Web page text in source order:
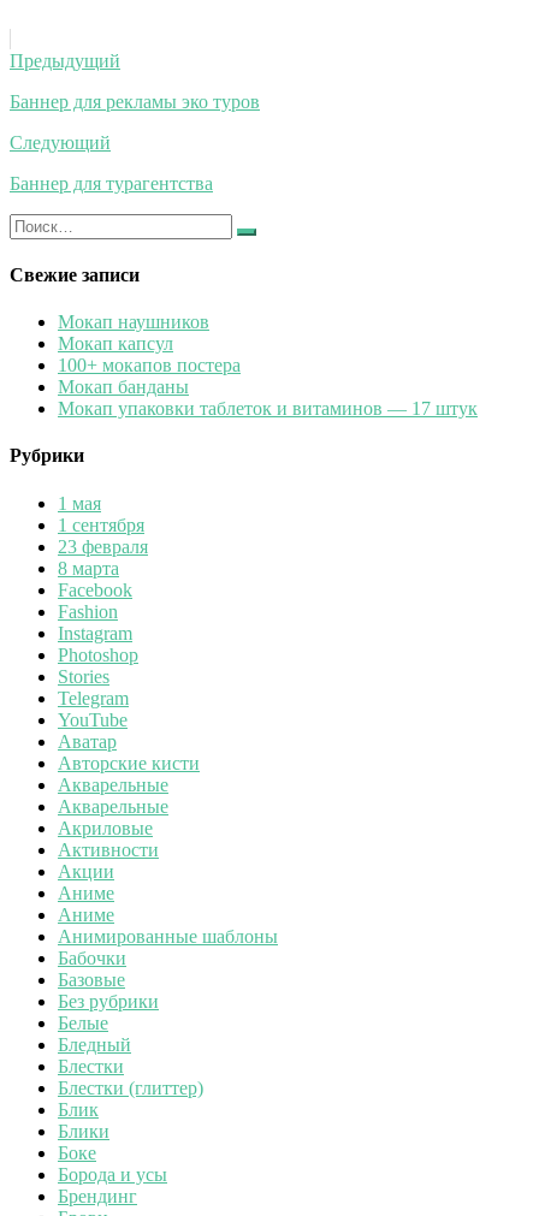
Навигация
по
записям
Предыдущий
Баннер для рекламы эко туров
Следующий
Баннер для турагентства
Искать:
Найти
Свежие записи
Мокап наушников
Мокап капсул
100+ мокапов постера
Мокап банданы
Мокап упаковки таблеток и витаминов — 17 штук
Рубрики
1 мая
1 сентября
23 февраля
8 марта
Facebook
Fashion
Instagram
Photoshop
Stories
Telegram
YouTube
Аватар
Авторские кисти
Акварельные
Акварельные
Акриловые
Активности
Акции
Аниме
Аниме
Анимированные шаблоны
Бабочки
Базовые
Без рубрики
Белые
Бледный
Блестки
Блестки (глиттер)
Блик
Блики
Боке
Борода и усы
Брендинг